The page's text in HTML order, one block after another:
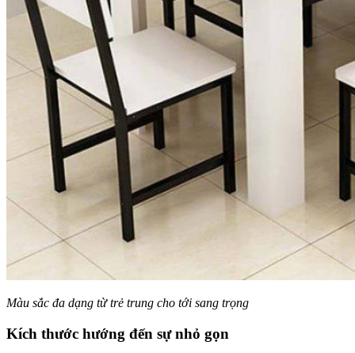
Màu sắc đa dạng từ trẻ trung cho tới sang trọng
Kích thước hướng đến sự nhỏ gọn